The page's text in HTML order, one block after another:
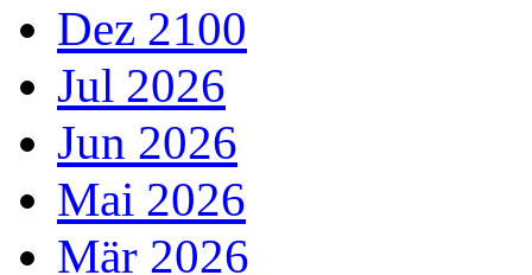
Dez 2100
Jul 2026
Jun 2026
Mai 2026
Mär 2026